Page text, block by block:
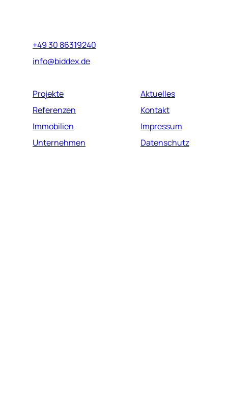
+49 30 86319240
info@biddex.de
Projekte
Referenzen
Immobilien
Unternehmen
Aktuelles
Kontakt
Impressum
Datenschutz